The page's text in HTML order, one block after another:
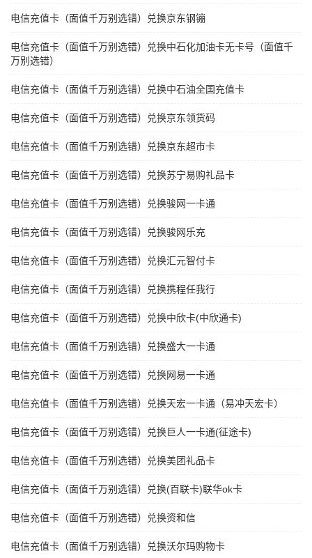
电信充值卡（面值千万别选错）兑换京东钢镚
电信充值卡（面值千万别选错）兑换中石化加油卡无卡号（面值千
万别选错）
电信充值卡（面值千万别选错）兑换中石油全国充值卡
电信充值卡（面值千万别选错）兑换京东领货码
电信充值卡（面值千万别选错）兑换京东超市卡
电信充值卡（面值千万别选错）兑换苏宁易购礼品卡
电信充值卡（面值千万别选错）兑换骏网一卡通
电信充值卡（面值千万别选错）兑换骏网乐充
电信充值卡（面值千万别选错）兑换汇元智付卡
电信充值卡（面值千万别选错）兑换携程任我行
电信充值卡（面值千万别选错）兑换中欣卡(中欣通卡)
电信充值卡（面值千万别选错）兑换盛大一卡通
电信充值卡（面值千万别选错）兑换网易一卡通
电信充值卡（面值千万别选错）兑换天宏一卡通（易冲天宏卡）
电信充值卡（面值千万别选错）兑换巨人一卡通(征途卡)
电信充值卡（面值千万别选错）兑换美团礼品卡
电信充值卡（面值千万别选错）兑换(百联卡)联华ok卡
电信充值卡（面值千万别选错）兑换资和信
电信充值卡（面值千万别选错）兑换沃尔玛购物卡